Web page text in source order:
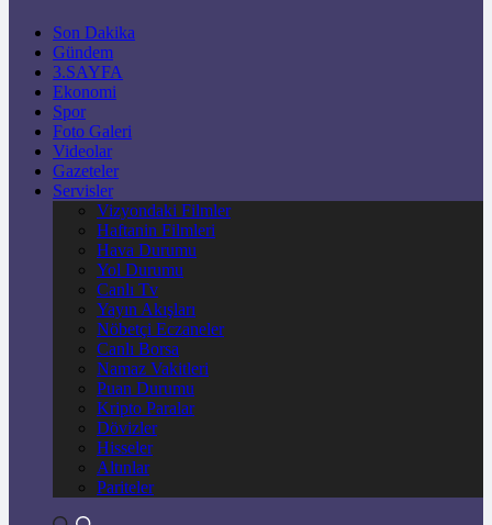
Son Dakika
Gündem
3.SAYFA
Ekonomi
Spor
Foto Galeri
Videolar
Gazeteler
Servisler
Vizyondaki Filmler
Haftanin Filmleri
Hava Durumu
Yol Durumu
Canlı Tv
Yayın Akışları
Nöbetçi Eczaneler
Canlı Borsa
Namaz Vakitleri
Puan Durumu
Kripto Paralar
Dövizler
Hisseler
Altınlar
Pariteler